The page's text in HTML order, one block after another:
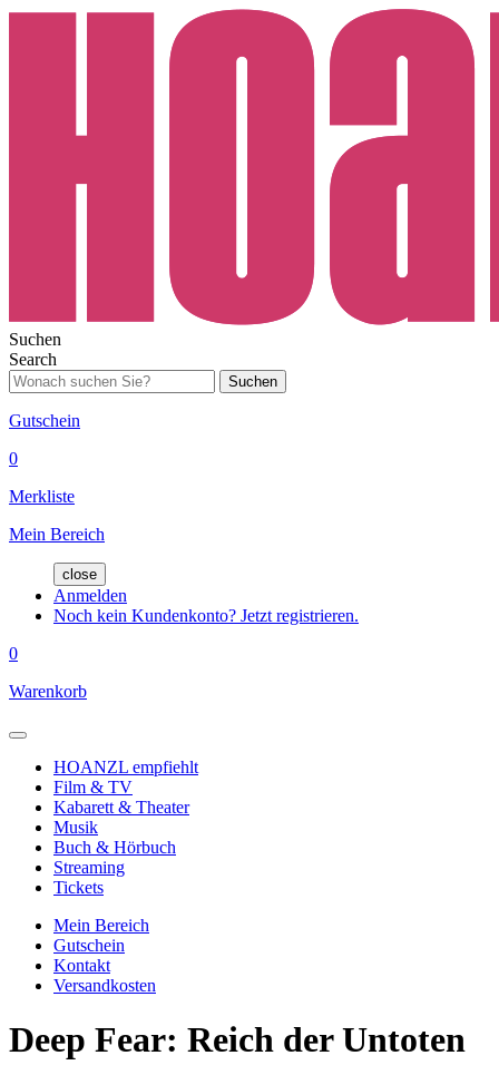
Suchen
Search
Suchen
Gutschein
0
Merkliste
Mein Bereich
close
Anmelden
Noch kein Kundenkonto? Jetzt registrieren.
0
Warenkorb
HOANZL empfiehlt
Film & TV
Kabarett & Theater
Musik
Buch & Hörbuch
Streaming
Tickets
Mein Bereich
Gutschein
Kontakt
Versandkosten
Deep Fear: Reich der Untoten